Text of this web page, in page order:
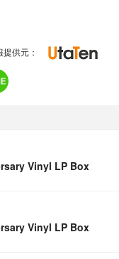
提供元：
Vinyl LP Box
Vinyl LP Box